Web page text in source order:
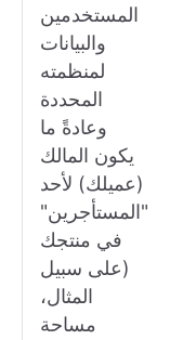
المستخدمين
والبيانات
لمنظمته
المحددة
وعادةً ما
يكون المالك
(عميلك) لأحد
"المستأجرين"
في منتجك
(على سبيل
المثال،
مساحة